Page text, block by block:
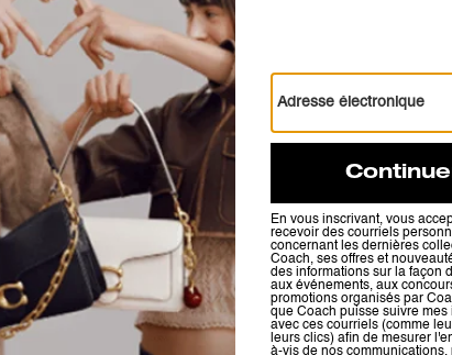
Avis
Il n’y a pas encore d’avis.
Pour plus d’informations sur la manière dont nous vérifions nos avis, cliquez